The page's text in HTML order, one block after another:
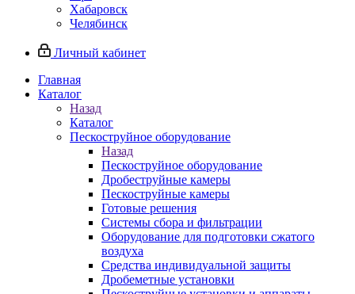
Хабаровск
Челябинск
Личный кабинет
Главная
Каталог
Назад
Каталог
Пескоструйное оборудование
Назад
Пескоструйное оборудование
Дробеструйные камеры
Пескоструйные камеры
Готовые решения
Системы сбора и фильтрации
Оборудование для подготовки сжатого
воздуха
Средства индивидуальной защиты
Дробеметные установки